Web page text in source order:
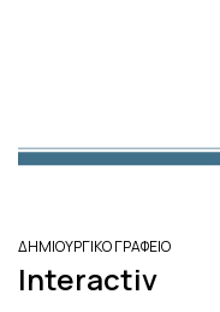
ΔΗΜΙΟΥΡΓΙΚΟ ΓΡΑΦΕΙΟ
Interactiv